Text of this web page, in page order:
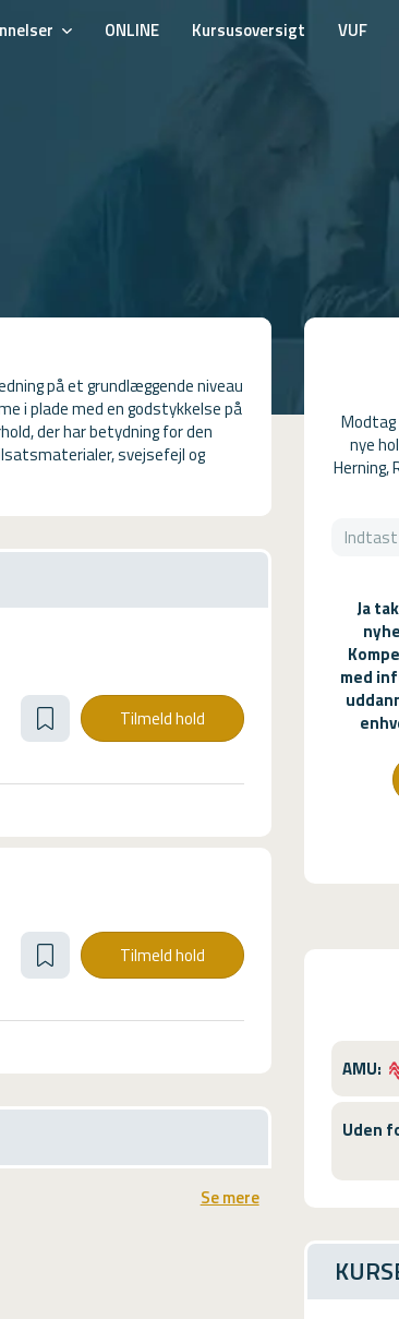
ONLINE Kursusoversigt VUF
på et grundlæggende niveau
i plade med en godstykkelse på
der har betydning for den
svejsefejl og
Tilmeld hold
Tilmeld hold
Se mere
nye
Herning,
Ja
med
AMU:
Uden